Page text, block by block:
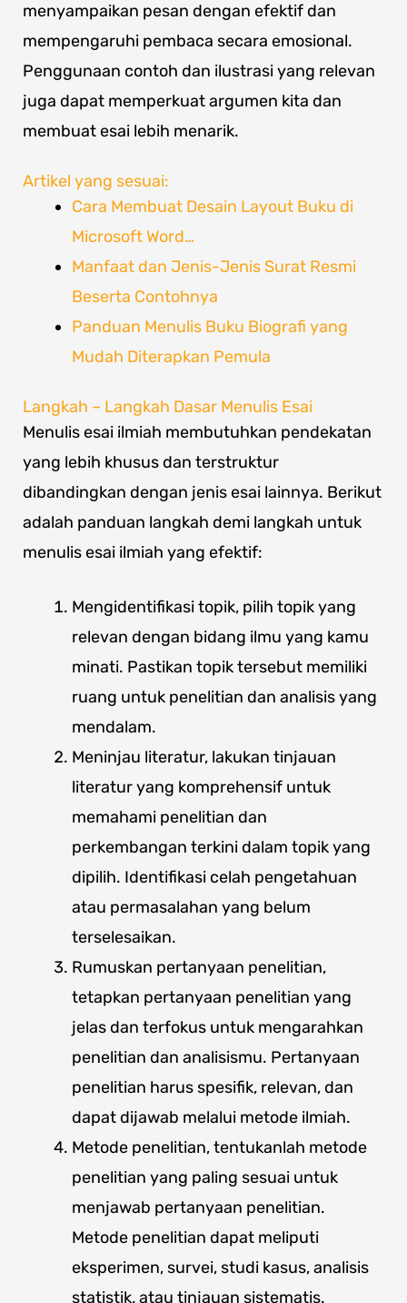
menyampaikan pesan dengan efektif dan
mempengaruhi pembaca secara emosional.
Penggunaan contoh dan ilustrasi yang relevan
juga dapat memperkuat argumen kita dan
membuat esai lebih menarik.
Artikel yang sesuai:
Cara Membuat Desain Layout Buku di
Microsoft Word…
Manfaat dan Jenis-Jenis Surat Resmi
Beserta Contohnya
Panduan Menulis Buku Biografi yang
Mudah Diterapkan Pemula
Langkah – Langkah Dasar Menulis Esai
Menulis esai ilmiah membutuhkan pendekatan
yang lebih khusus dan terstruktur
dibandingkan dengan jenis esai lainnya. Berikut
adalah panduan langkah demi langkah untuk
menulis esai ilmiah yang efektif:
Mengidentifikasi topik, pilih topik yang
relevan dengan bidang ilmu yang kamu
minati. Pastikan topik tersebut memiliki
ruang untuk penelitian dan analisis yang
mendalam.
Meninjau literatur, lakukan tinjauan
literatur yang komprehensif untuk
memahami penelitian dan
perkembangan terkini dalam topik yang
dipilih. Identifikasi celah pengetahuan
atau permasalahan yang belum
terselesaikan.
Rumuskan pertanyaan penelitian,
tetapkan pertanyaan penelitian yang
jelas dan terfokus untuk mengarahkan
penelitian dan analisismu. Pertanyaan
penelitian harus spesifik, relevan, dan
dapat dijawab melalui metode ilmiah.
Metode penelitian, tentukanlah metode
penelitian yang paling sesuai untuk
menjawab pertanyaan penelitian.
Metode penelitian dapat meliputi
eksperimen, survei, studi kasus, analisis
statistik, atau tinjauan sistematis.